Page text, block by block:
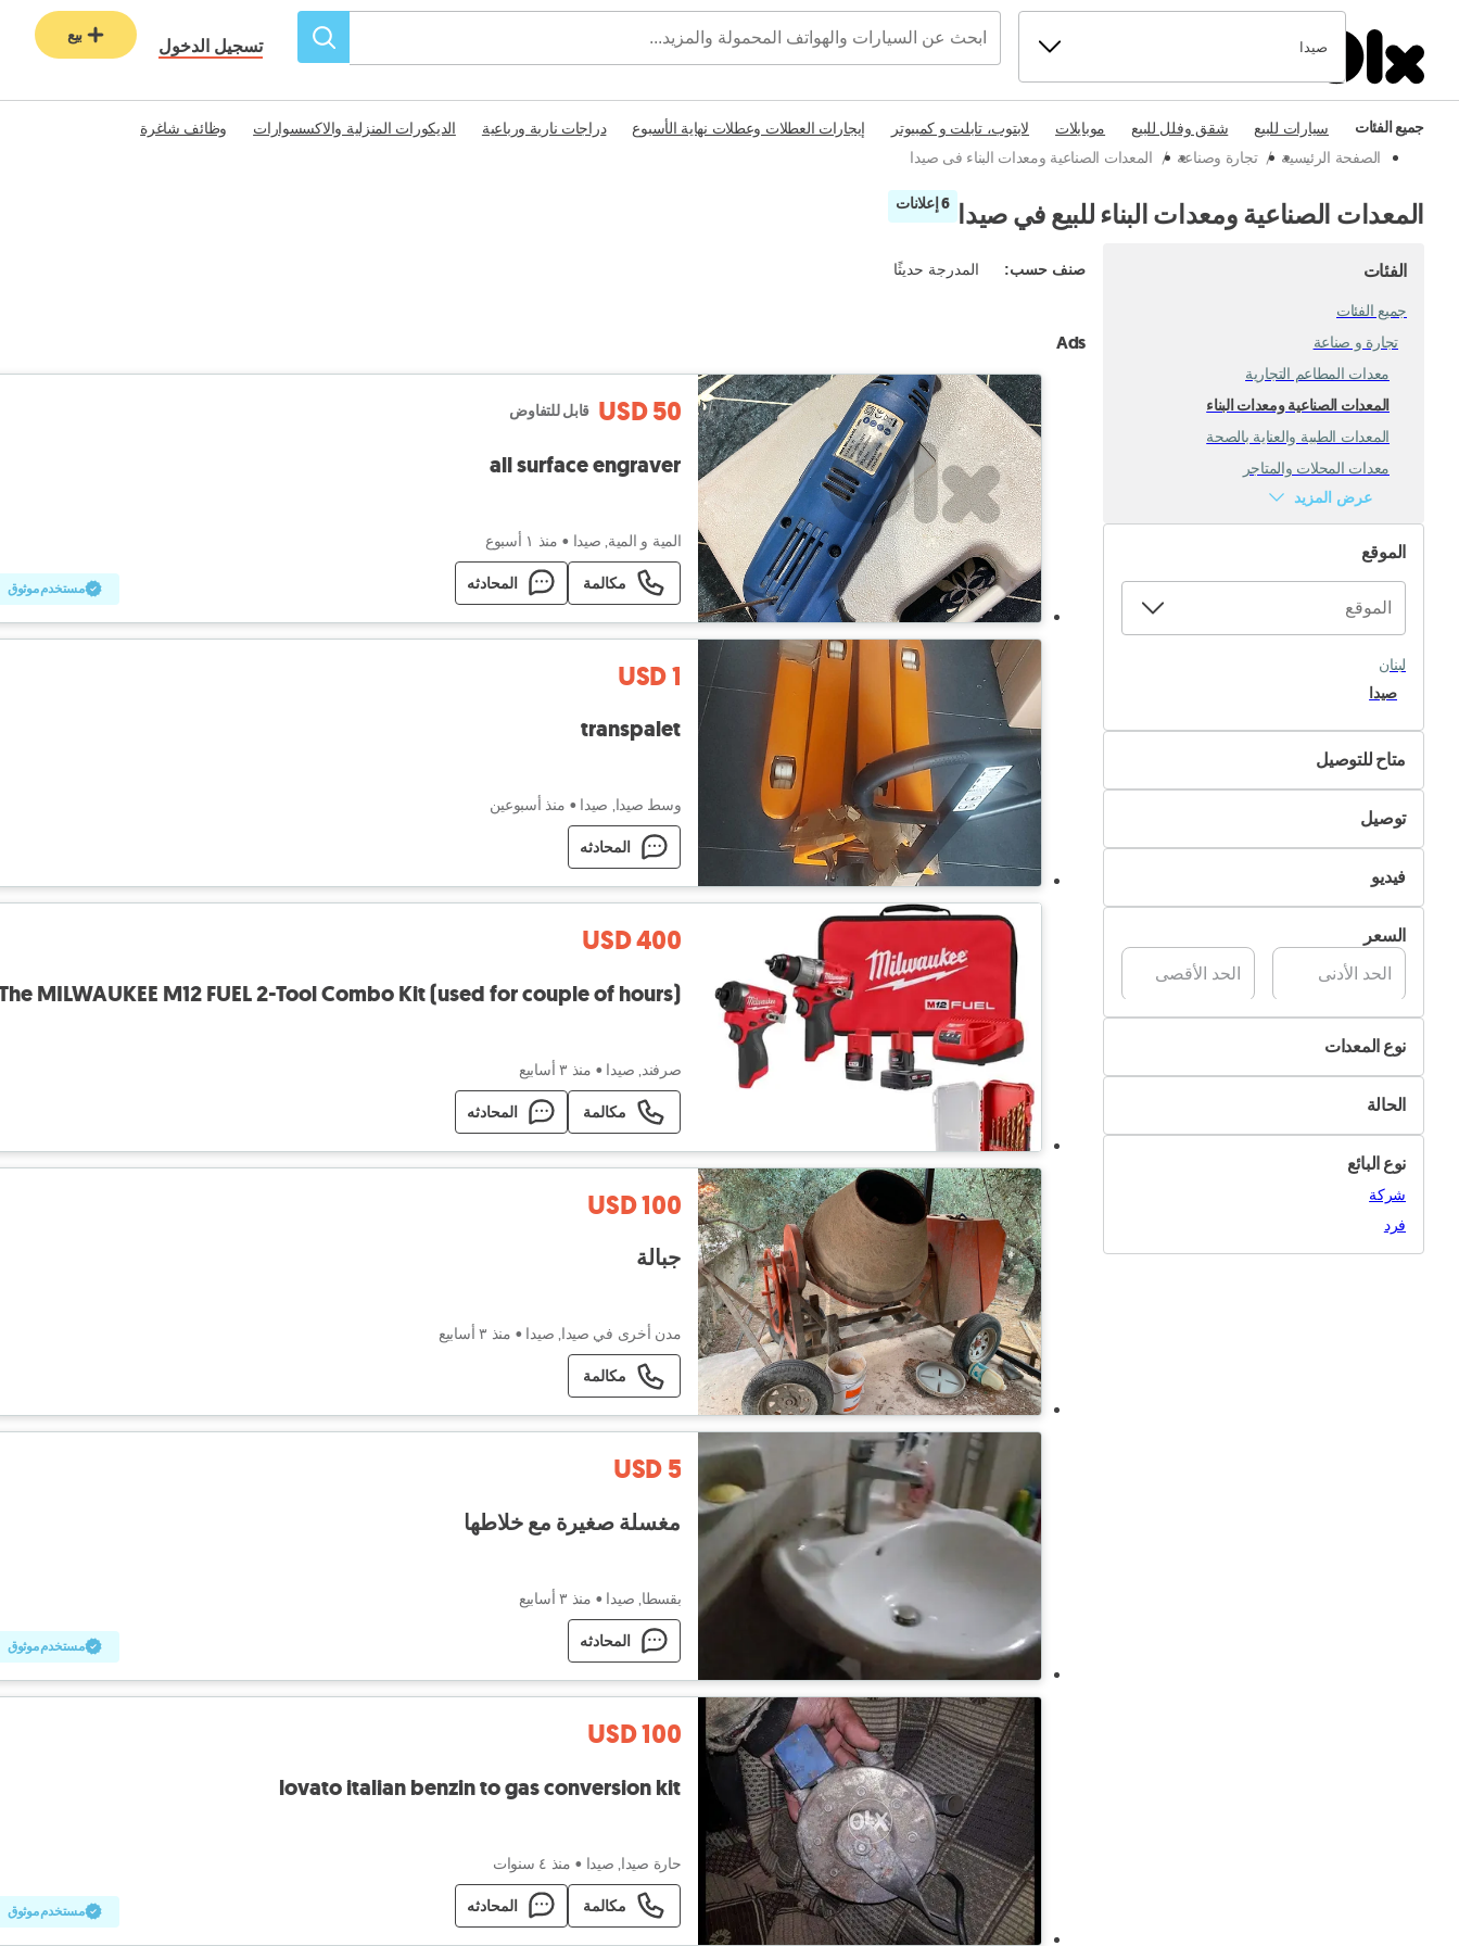
صيدا تسجيل الدخول
بيع
جميع الفئات سيارات للبيع شقق وفلل للبيع موبايلات لابتوب، تابلت و كمبيوتر إيجارات العطلات وعطلات نهاية الأسبوع دراجات نارية ورباعية الديكورات المنزلية والاكسسوارات
وظائف شاغرة
الصفحة الرئيسية / تجارة وصناعة / المعدات الصناعية ومعدات البناء فى صيدا
المعدات الصناعية ومعدات البناء للبيع في صيدا 6 إعلانات
الفئات
جميع الفئات
تجارة و صناعة
معدات المطاعم التجارية
المعدات الصناعية ومعدات البناء
المعدات الطبية والعناية بالصحة
معدات المحلات والمتاجر
عرض المزيد
الموقع
لبنان
صيدا
متاح للتوصيل
لا
نعم
توصيل
التسليم الذاتي
تسليم Pik&Dropفيديو
غير متوفر
متوفرالسعر
نوع المعدات
معدات البناء
معدات المصانعالحالة
جديد
مستعملنوع البائع
شركة
فرد
صنف حسب: المدرجة حديثًا
Ads
USD 50 قابل للتفاوض
all surface engraver
المية و المية, صيدا • منذ ١ أسبوع
مكالمة المحادثه مستخدم موثوق
USD 1
transpalet
وسط صيدا, صيدا • منذ أسبوعين
المحادثه
USD 400
MILWAUKEE M12 FUEL 2-Tool Combo Kit (used for couple of hours)
صرفند, صيدا • منذ ٣ أسابيع
مكالمة المحادثه
USD 100
جبالة
مدن أخرى في صيدا, صيدا • منذ ٣ أسابيع
مكالمة
USD 5
مغسلة صغيرة مع خلاطها
بقسطا, صيدا • منذ ٣ أسابيع
المحادثه مستخدم موثوق
USD 100
lovato italian benzin to gas conversion kit
حارة صيدا, صيدا • منذ ٤ سنوات
مكالمة المحادثه مستخدم موثوق